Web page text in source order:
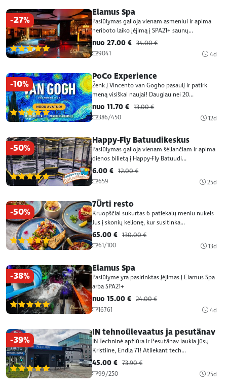
-27%
(24)
Elamus Spa
Pasiūlymas galioja vienam asmeniui ir apima
neriboto laiko įėjimą į SPA21+ saunų...
nuo 27.00 € 34.00 €
9041
4d
-10%
(24)
PoCo Experience
Ženk į Vincento van Gogho pasaulį ir patirk
meną visiškai naujai! Daugiau nei 20...
nuo 11.70 € 13.00 €
386/450
12d
-50%
(24)
Happy-Fly Batuudikeskus
Pasiūlymas galioja vienam šėliančiam ir apima
dienos bilietą į Happy-Fly Batuudi...
6.00 € 12.00 €
659
25d
-50%
(24)
7Ürti resto
Kruopščiai sukurtas 6 patiekalų meniu nukels
Jus į skonių kelionę, kur susitinka...
65.00 € 130.00 €
61/100
13d
-38%
(24)
Elamus Spa
Pasiūlyme yra pasirinktas įėjimas į Elamus Spa
arba SPA21+
nuo 15.00 € 24.00 €
16761
4d
-39%
(24)
IN tehnoülevaatus ja pesutänav
IN Techninė apžiūra ir Pesutänav laukia jūsų
Kristiine, Endla 71! Atliekant tech...
45.00 € 73.90 €
99/250
25d